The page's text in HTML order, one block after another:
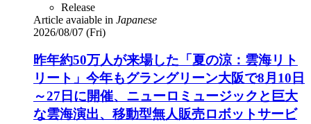
Release
Article avaiable in Japanese
2026/08/07 (Fri)
昨年約50万人が来場した「夏の涼：雲海リト
リート」今年もグラングリーン大阪で8月10日
～27日に開催、ニューロミュージックと巨大
な雲海演出、移動型無人販売ロボットサービ